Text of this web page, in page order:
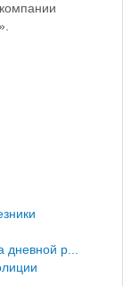
р...